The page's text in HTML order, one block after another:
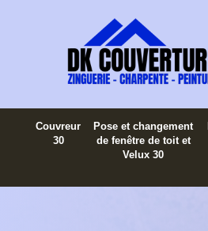
Couvreur
30
Pose et changement
de fenêtre de toit et
Velux 30